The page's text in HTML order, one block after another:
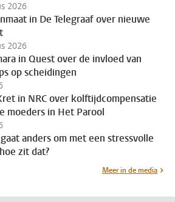
2026
in De Telegraaf over nieuwe
2026
in Quest over de invloed van
op scheidingen
in NRC over kolftijdcompensatie
moeders in Het Parool
anders om met een stressvolle
zit dat?
Meer in de media